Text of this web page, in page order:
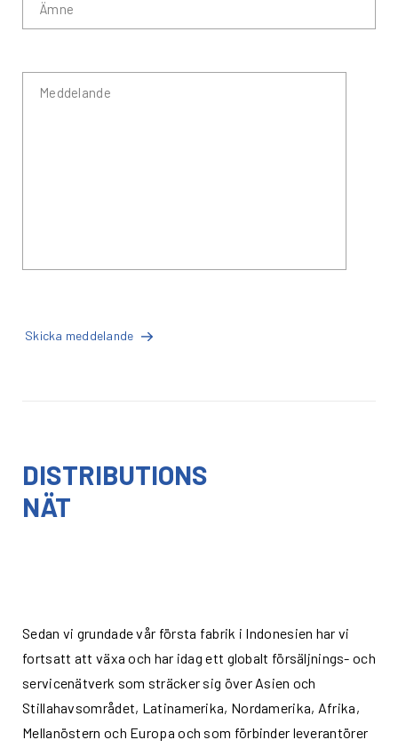
Skicka meddelande
DISTRIBUTIONS
NÄT
Sedan vi grundade vår första fabrik i Indonesien har vi
fortsatt att växa och har idag ett globalt försäljnings- och
servicenätverk som sträcker sig över Asien och
Stillahavsområdet, Latinamerika, Nordamerika, Afrika,
Mellanöstern och Europa och som förbinder leverantörer